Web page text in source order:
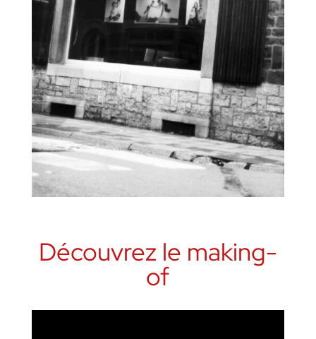
Découvrez le making-
of